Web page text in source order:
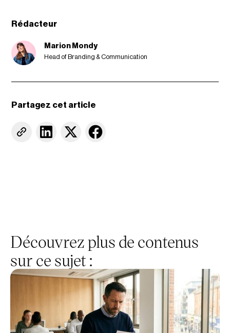
Rédacteur
Marion Mondy
Head of Branding & Communication
Partagez cet article
Découvrez plus de contenus
sur ce sujet :